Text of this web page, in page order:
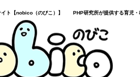
イト【nobico（のびこ）】 PHP研究所が提供する育児・